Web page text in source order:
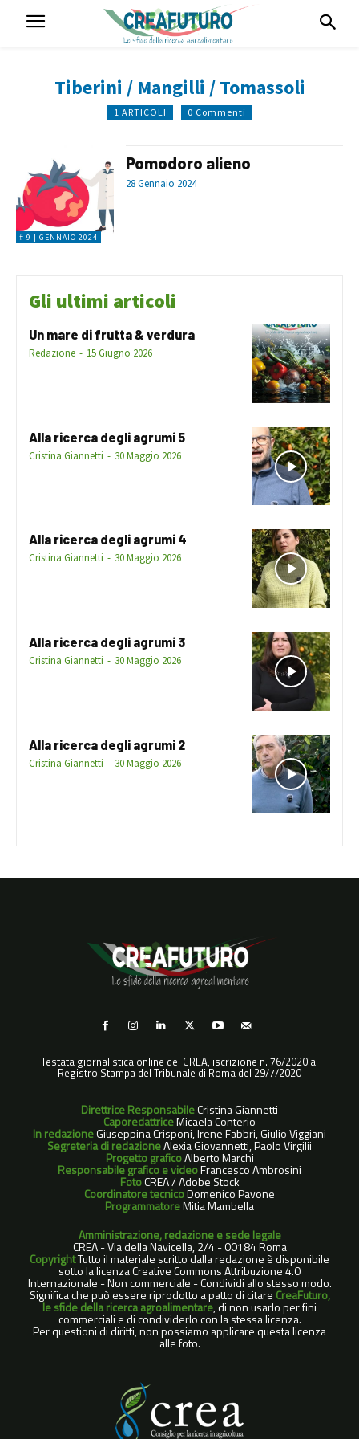
Tiberini / Mangilli / Tomassoli
1 ARTICOLI 0 Commenti
# 9 | GENNAIO 2024
Pomodoro alieno
28 Gennaio 2024
Gli ultimi articoli
Un mare di frutta & verdura
Redazione - 15 Giugno 2026
Alla ricerca degli agrumi 5
Cristina Giannetti - 30 Maggio 2026
Alla ricerca degli agrumi 4
Cristina Giannetti - 30 Maggio 2026
Alla ricerca degli agrumi 3
Cristina Giannetti - 30 Maggio 2026
Alla ricerca degli agrumi 2
Cristina Giannetti - 30 Maggio 2026
Testata giornalistica online del CREA, iscrizione n. 76/2020 al
Registro Stampa del Tribunale di Roma del 29/7/2020
Direttrice ResponsabileCristina Giannetti
CaporedattriceMicaela Conterio
In redazioneGiuseppina Crisponi, Irene Fabbri, Giulio Viggiani
Segreteria di redazioneAlexia Giovannetti, Paolo Virgilii
Progetto graficoAlberto Marchi
Responsabile grafico e videoFrancesco Ambrosini
FotoCREA / Adobe Stock
Coordinatore tecnicoDomenico Pavone
ProgrammatoreMitia Mambella
Amministrazione, redazione e sede legale
CREA - Via della Navicella, 2/4 - 00184 Roma
CopyrightTutto il materiale scritto dalla redazione è disponibile
sotto la licenza Creative Commons Attribuzione 4.0
Internazionale - Non commerciale - Condividi allo stesso modo.
Significa che può essere riprodotto a patto di citare CreaFuturo,
le sfide della ricerca agroalimentare, di non usarlo per fini
commerciali e di condividerlo con la stessa licenza.
Per questioni di diritti, non possiamo applicare questa licenza
alle foto.